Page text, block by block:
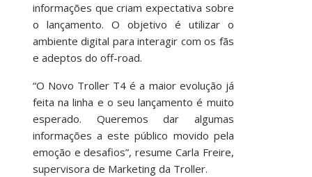
informações que criam expectativa sobre
o lançamento. O objetivo é utilizar o
ambiente digital para interagir com os fãs
e adeptos do off-road.
“O Novo Troller T4 é a maior evolução já
feita na linha e o seu lançamento é muito
esperado. Queremos dar algumas
informações a este público movido pela
emoção e desafios”, resume Carla Freire,
supervisora de Marketing da Troller.